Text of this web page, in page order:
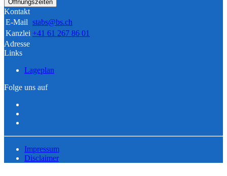
Öffnungszeiten
Kontakt
E-Mail stabs@bs.ch
Kanzlei +41 61 267 86 01
Adresse
Links
Lageplan
Folge uns auf
Impressum
Disclaimer